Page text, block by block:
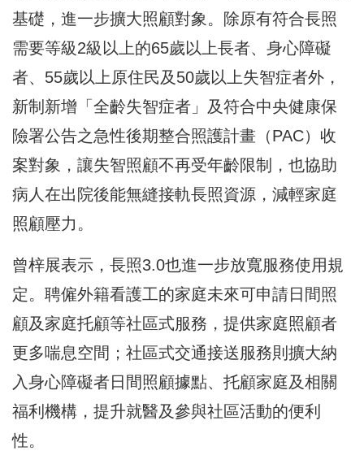
基礎，進一步擴大照顧對象。除原有符合長照
需要等級2級以上的65歲以上長者、身心障礙
者、55歲以上原住民及50歲以上失智症者外，
新制新增「全齡失智症者」及符合中央健康保
險署公告之急性後期整合照護計畫（PAC）收
案對象，讓失智照顧不再受年齡限制，也協助
病人在出院後能無縫接軌長照資源，減輕家庭
照顧壓力。
曾梓展表示，長照3.0也進一步放寬服務使用規
定。聘僱外籍看護工的家庭未來可申請日間照
顧及家庭托顧等社區式服務，提供家庭照顧者
更多喘息空間；社區式交通接送服務則擴大納
入身心障礙者日間照顧據點、托顧家庭及相關
福利機構，提升就醫及參與社區活動的便利
性。